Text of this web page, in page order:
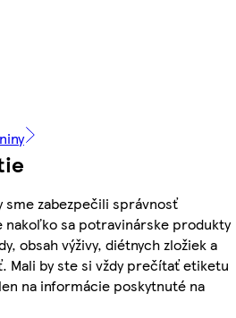
sme zabezpečili správnosť
sa potravinárske produkty
obsah výživy, diétnych zložiek a
Mali by ste si vždy prečítať etiketu
na informácie poskytnuté na